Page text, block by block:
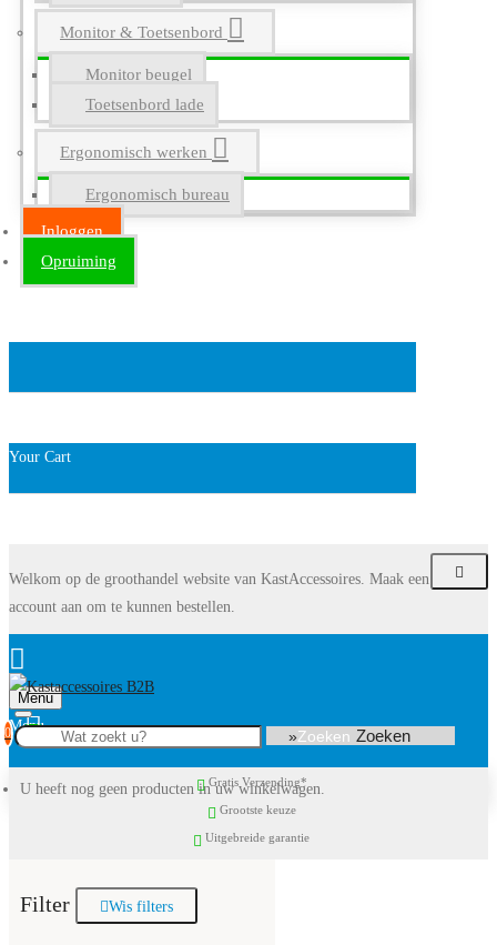
Monitor & Toetsenbord
Monitor beugel
Toetsenbord lade
Ergonomisch werken
Ergonomisch bureau
Inloggen
Opruiming
Your Cart
Welkom op de groothandel website van KastAccessoires. Maak een
account aan om te kunnen bestellen.
Menu
0
U heeft nog geen producten in uw winkelwagen.
Zoeken
Gratis Verzending*
Grootste keuze
Uitgebreide garantie
Filter Wis filters